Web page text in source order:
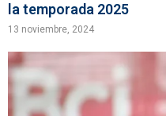
la temporada 2025
13 noviembre, 2024